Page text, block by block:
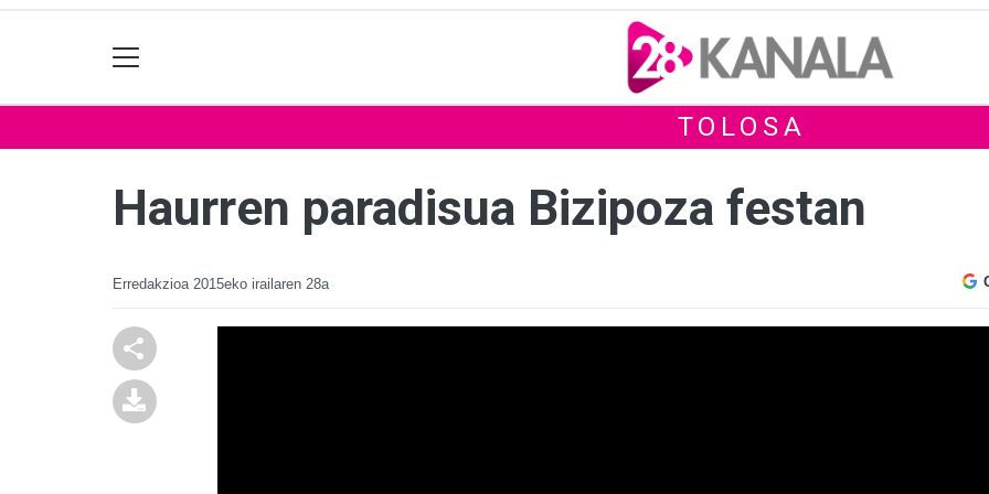
TOLOSA
Haurren paradisua Bizipoza festan
Erredakzioa 2015eko irailaren 28a